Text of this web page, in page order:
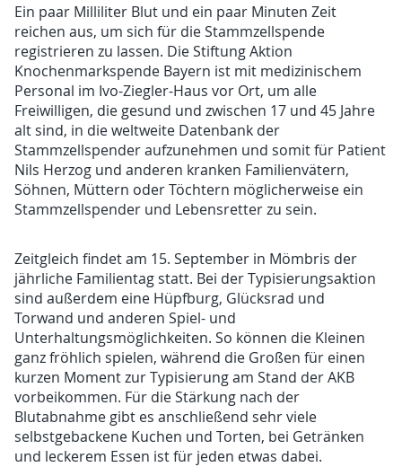
Ein paar Milliliter Blut und ein paar Minuten Zeit
reichen aus, um sich für die Stammzellspende
registrieren zu lassen. Die Stiftung Aktion
Knochenmarkspende Bayern ist mit medizinischem
Personal im Ivo-Ziegler-Haus vor Ort, um alle
Freiwilligen, die gesund und zwischen 17 und 45 Jahre
alt sind, in die weltweite Datenbank der
Stammzellspender aufzunehmen und somit für Patient
Nils Herzog und anderen kranken Familienvätern,
Söhnen, Müttern oder Töchtern möglicherweise ein
Stammzellspender und Lebensretter zu sein.
Zeitgleich findet am 15. September in Mömbris der
jährliche Familientag statt. Bei der Typisierungsaktion
sind außerdem eine Hüpfburg, Glücksrad und
Torwand und anderen Spiel- und
Unterhaltungsmöglichkeiten. So können die Kleinen
ganz fröhlich spielen, während die Großen für einen
kurzen Moment zur Typisierung am Stand der AKB
vorbeikommen. Für die Stärkung nach der
Blutabnahme gibt es anschließend sehr viele
selbstgebackene Kuchen und Torten, bei Getränken
und leckerem Essen ist für jeden etwas dabei.